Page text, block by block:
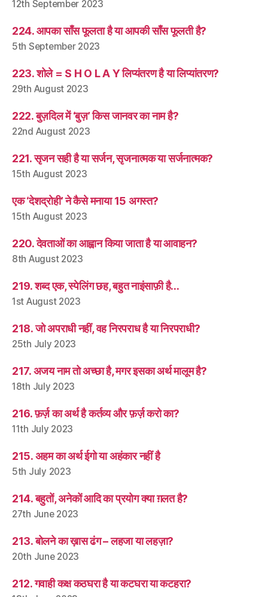
12th September 2023
224. आपका साँस फूलता है या आपकी साँस फूलती है?
5th September 2023
223. शोले = S H O L A Y लिप्यंतरण है या लिप्यांतरण?
29th August 2023
222. बुज़दिल में ‘बुज़’ किस जानवर का नाम है?
22nd August 2023
221. सृजन सही है या सर्जन, सृजनात्मक या सर्जनात्मक?
15th August 2023
एक ‘देशद्रोही’ ने कैसे मनाया 15 अगस्त?
15th August 2023
220. देवताओं का आह्वान किया जाता है या आवाहन?
8th August 2023
219. शब्द एक, स्पेलिंग छह, बहुत नाइंसाफ़ी है…
1st August 2023
218. जो अपराधी नहीं, वह निरपराध है या निरपराधी?
25th July 2023
217. अजय नाम तो अच्छा है, मगर इसका अर्थ मालूम है?
18th July 2023
216. फ़र्ज़ का अर्थ है कर्तव्य और फ़र्ज़ करो का?
11th July 2023
215. अहम का अर्थ ईगो या अहंकार नहीं है
5th July 2023
214. बहुतों, अनेकों आदि का प्रयोग क्या ग़लत है?
27th June 2023
213. बोलने का ख़ास ढंग – लहजा या लहज़ा?
20th June 2023
212. गवाही कक्ष कठघरा है या कटघरा या कटहरा?